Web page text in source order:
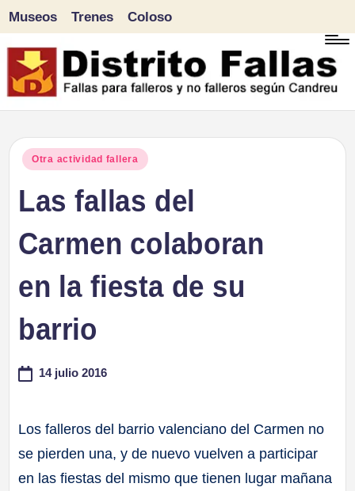
Saltar
al
Museos Trenes Coloso
Publicado
Otra actividad fallera
Las fallas del
Carmen colaboran
en la fiesta de su
barrio
14 julio 2016
Los falleros del barrio valenciano del Carmen no
se pierden una, y de nuevo vuelven a participar
en las fiestas del mismo que tienen lugar mañana